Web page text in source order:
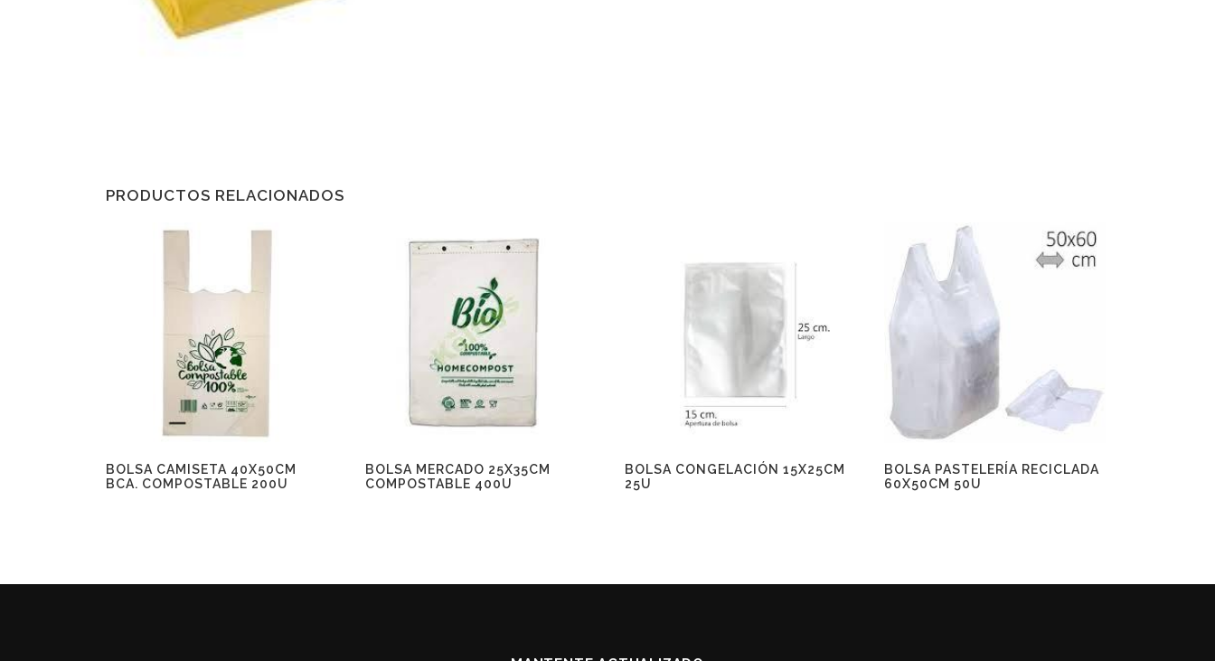
PRODUCTOS RELACIONADOS
BOLSA CAMISETA 40X50CM
BCA. COMPOSTABLE 200U
BOLSA MERCADO 25X35CM
COMPOSTABLE 400U
BOLSA CONGELACIÓN 15X25CM
25U
BOLSA PASTELERÍA RECICLADA
60X50CM 50U